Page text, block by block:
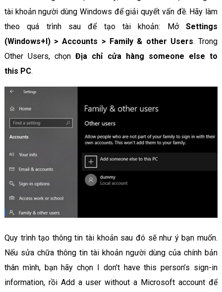
tài khoản người dùng Windows để giải quyết vấn đề. Hãy làm
theo quá trình sau để tạo tài khoản: MởSettings
(Windows+I) > Accounts > Family & other Users. Trong
Other Users, chọnĐịa chỉ cửa hàng someone else to
this PC.
Quy trình tạo thông tin tài khoản sau đó sẽ như ý bạn muốn.
Nếu sửa chữa thông tin tài khoản người dùng của chính bản
thân mình, bạn hãy chọn I don’t have this person’s sign-in
information, rồi Add a user without a Microsoft account để